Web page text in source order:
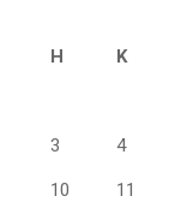
H
K
3 4
10 11